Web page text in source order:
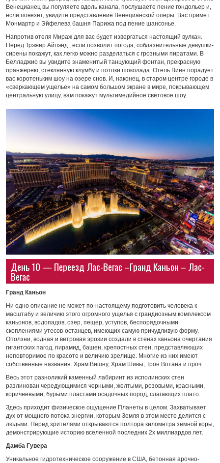
Венецианец вы погуляете вдоль канала, послушаете пение гондольер и,
если повезет, увидите представление Венецианской оперы. Вас примет
Монмартр и Эйфелева башня Парижа под пение шансонье.
Напротив отеля Мираж для вас будет извергаться настоящий вулкан.
Перед Трэжер Айлэнд , если позволит погода, соблазнительные девушки-
сирены покажут, как легко можно разделаться с грозными пиратами. В
Белладжио вы увидите знаменитый танцующий фонтан, прекрасную
оранжерею, стеклянную клумбу и потоки шоколада. Отель Винн порадует
вас коротеньким шоу на озере снов. И, наконец, в старом центре городе в
«сверкающем ущелье» на самом большом экране в мире, покрывающем
центральную улицу, вам покажут мультимедийное световое шоу.
День 10 — Переезд Лас-Вегас –Гранд Каньон – Лас-
Вегас
Гранд Каньон
Ни одно описание не может по-настоящему подготовить человека к
масштабу и величию этого огромного ущелья с грандиозным комплексом
каньонов, водопадов, озер, пещер, уступов, беспорядочными
скоплениями утесов-останцев, имеющих самую причудливую форму.
Оползни, водная и ветровая эрозии создали в стенах каньона очертания
гигантских пагод, пирамид, башен, крепостных стен, представляющих
неповторимое по красоте и величию зрелище. Многие из них имеют
собственные названия: Храм Вишну, Храм Шивы, Трон Вотана и проч.
Весь этот разноликий каменный лабиринт из исполинских стен
разлинован чередующимися черными, желтыми, розовыми, красными,
коричневыми, бурыми пластами осадочных пород, слагающих плато.
Здесь приходит физическое ощущение Планеты в целом. Захватывает
дух от мощного потока энергии, которым Земля в этом месте делится с
людьми. Перед зрителями открываются полтора километра земной коры,
демонстрирующие историю вселенной последних 2х миллиардов лет.
Дамба Гувера
Уникальное гидротехническое сооружение в США, бетонная арочно-